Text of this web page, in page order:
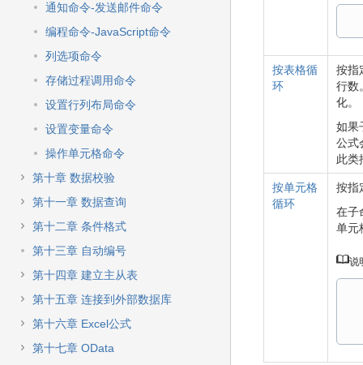
通知命令-发送邮件命令
编程命令-JavaScript命令
列选项命令
存储过程调用命令
设置行列布局命令
设置变量命令
操作单元格命令
第十章 数据校验
第十一章 数据查询
第十二章 条件格式
第十三章 自动编号
第十四章 建立主从表
第十五章 连接到外部数据库
第十六章 Excel公式
第十七章 OData
按表格循
环
按指
行数
化。
如果
公式
此类
按单元格
循环
按指
在子
单元
说